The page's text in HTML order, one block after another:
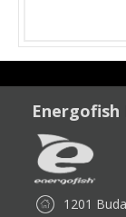
Energofish
1201